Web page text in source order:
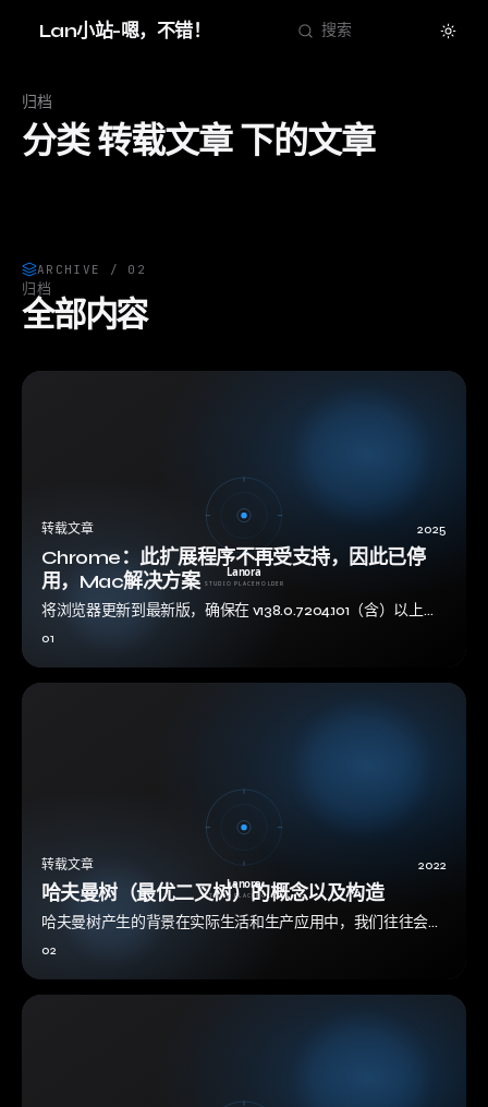
Lan小站-嗯，不错！ 搜索
Theme
归档
分类 转载文章 下的文章
ARCHIVE / 02
归档
全部内容
转载文章 2025
Chrome：此扩展程序不再受支持，因此已停
用，Mac解决方案
将浏览器更新到最新版，确保在 v138.0.7204.101（含）以上该
01
转载文章 2022
哈夫曼树（最优二叉树）的概念以及构造
哈夫曼树产生的背景在实际生活和生产应用中，我们往往会遇
02